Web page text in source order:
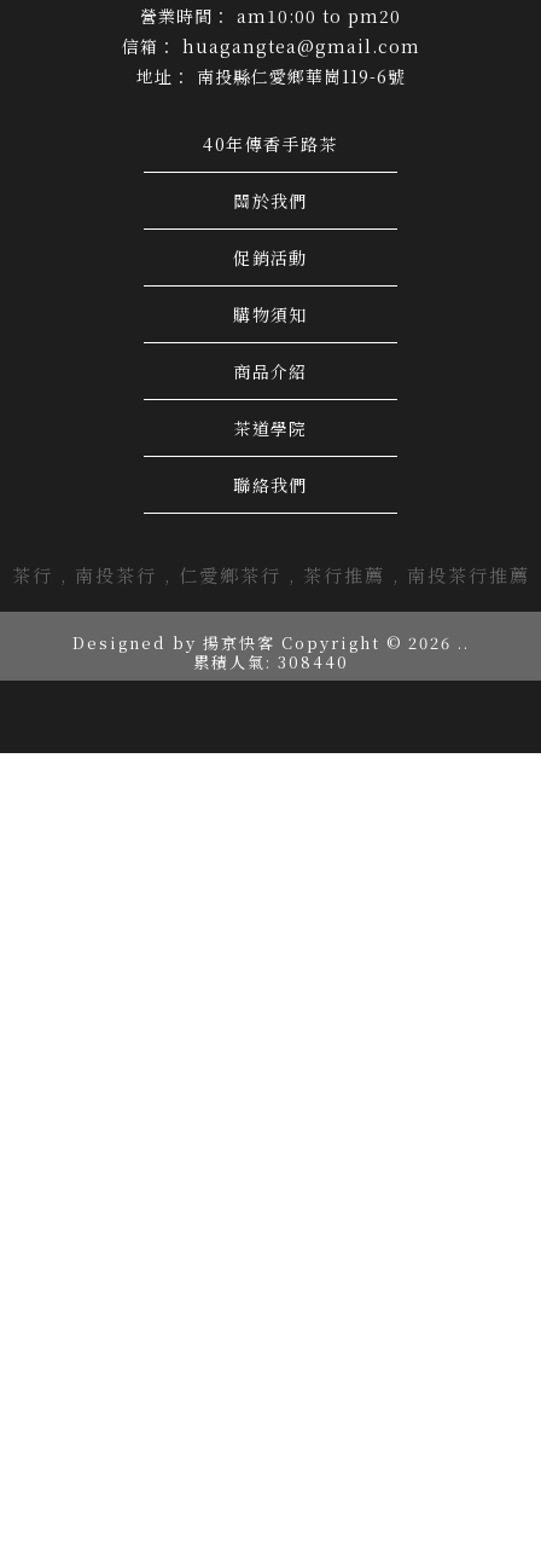
am10:00 to pm20
huagangtea@gmail.com
南投縣仁愛鄉華崗119-6號
40年傳香手路茶
關於我們
促銷活動
購物須知
商品介紹
茶道學院
聯絡我們
茶行 南投茶行 仁愛鄉茶行 茶行推薦 南投茶行推薦
Designed by 揚京快客 Copyright © 2026 ..
累積人氣: 308440